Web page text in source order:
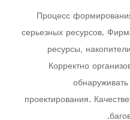
Процесс
серьезных ресурсов.
ресурсы,
Корректно
проектирования.